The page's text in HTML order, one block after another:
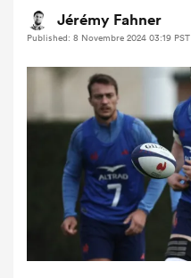
Jérémy Fahner
Published: 8 Novembre 2024 03:19 PST